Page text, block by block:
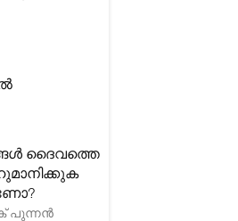
ദൈവത്തെ
പുന്നൻ